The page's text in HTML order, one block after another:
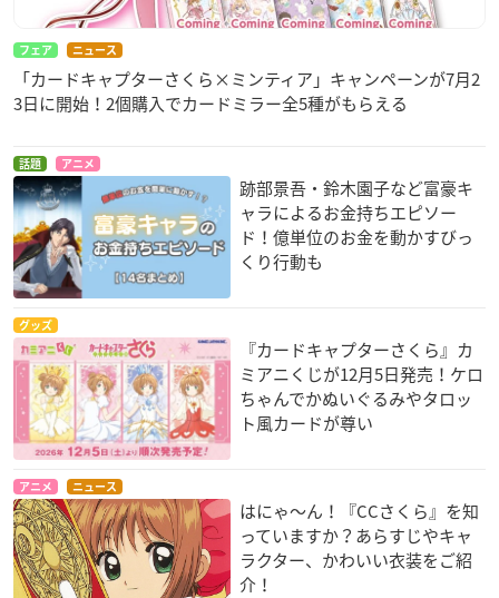
フェア ニュース
「カードキャプターさくら×ミンティア」キャンペーンが7月2
3日に開始！2個購入でカードミラー全5種がもらえる
話題 アニメ
跡部景吾・鈴木園子など富豪キ
ャラによるお金持ちエピソー
ド！億単位のお金を動かすびっ
くり行動も
グッズ
『カードキャプターさくら』カ
ミアニくじが12月5日発売！ケロ
ちゃんでかぬいぐるみやタロッ
ト風カードが尊い
アニメ ニュース
はにゃ〜ん！『CCさくら』を知
っていますか？あらすじやキャ
ラクター、かわいい衣装をご紹
介！